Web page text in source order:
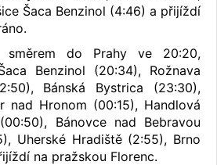
Šaca Benzinol (4:46) a přijíždí
do Prahy ve 20:20,
Benzinol (20:34), Rožnava
Bánská Bystrica (23:30),
nad Hronom (00:15), Handlová
Bánovce nad Bebravou
Uherské Hradiště (2:55), Brno
na pražskou Florenc.